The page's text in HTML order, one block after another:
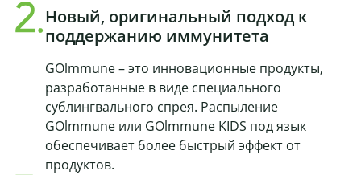
Новый, оригинальный подход к
поддержанию иммунитета
GOlmmune – это инновационные продукты,
разработанные в виде специального
сублингвального спрея. Распыление
GOlmmune или GOlmmune KIDS под язык
обеспечивает более быстрый эффект от
продуктов.